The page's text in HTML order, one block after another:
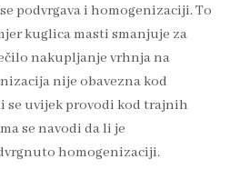
podvrgava i homogenizaciji. To
kuglica masti smanjuje za
nakupljanje vrhnja na
nije obavezna kod
se uvijek provodi kod trajnih
se navodi da li je
homogenizaciji.